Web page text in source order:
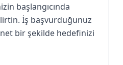
başlangıcında
İş başvurduğunuz
bir şekilde hedefinizi